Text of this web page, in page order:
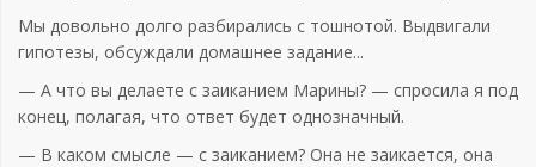
Мы довольно долго разбирались с тошнотой. Выдвигали
гипотезы, обсуждали домашнее задание...
— А что вы делаете с заиканием Марины? — спросила я под
конец, полагая, что ответ будет однозначный.
— В каком смысле — с заиканием? Она не заикается, она